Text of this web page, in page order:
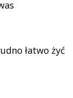
łatwo żyć